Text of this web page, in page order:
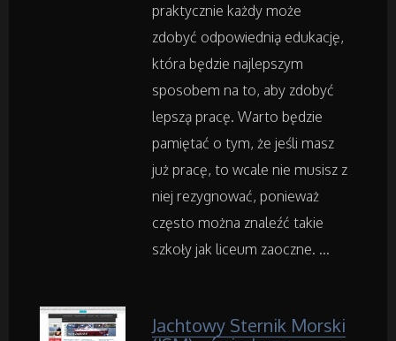
Części Samochodowe
Wynajem
Usługi Motoryzacyjne
Salony, Komisy
Materiały Promocyjne
praktycznie każdy może
zdobyć odpowiednią edukację,
która będzie najlepszym
sposobem na to, aby zdobyć
lepszą pracę. Warto będzie
pamiętać o tym, że jeśli masz
już pracę, to wcale nie musisz z
niej rezygnować, ponieważ
często można znaleźć takie
szkoły jak liceum zaoczne. ...
Jachtowy Sternik Morski